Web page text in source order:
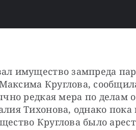
имущество зампреда
редкая мера по делам
Тихонова, однако пока
Круглова было